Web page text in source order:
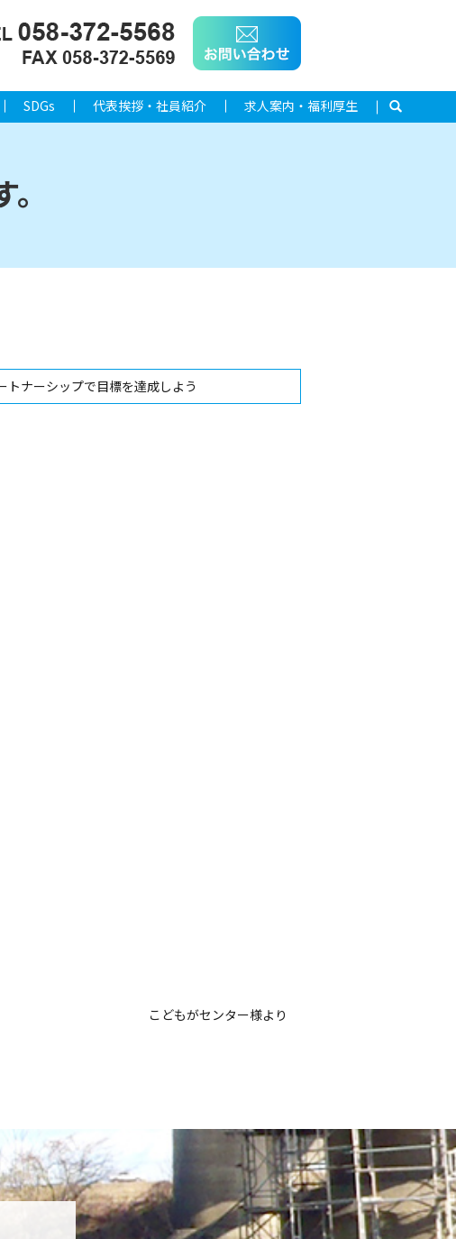
SDGs 代表挨拶・社員紹介 求人案内・福利厚生 search
トナーシップで目標を達成しよう
こどもがセンター様より